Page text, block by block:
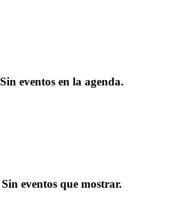
Sin eventos en la agenda.
Sin eventos que mostrar.